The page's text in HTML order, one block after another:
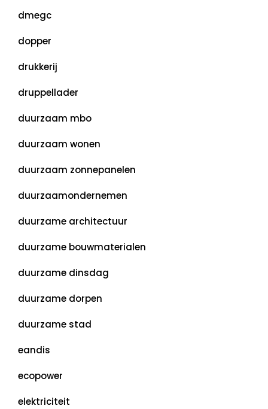
dmegc
dopper
drukkerij
druppellader
duurzaam mbo
duurzaam wonen
duurzaam zonnepanelen
duurzaamondernemen
duurzame architectuur
duurzame bouwmaterialen
duurzame dinsdag
duurzame dorpen
duurzame stad
eandis
ecopower
elektriciteit